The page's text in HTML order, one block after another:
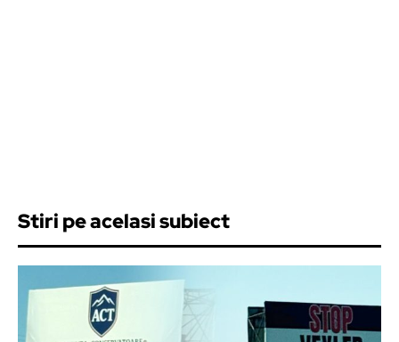
Stiri pe acelasi subiect